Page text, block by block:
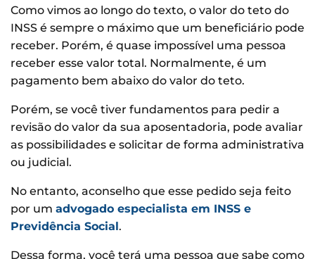
Como vimos ao longo do texto, o valor do teto do
INSS é sempre o máximo que um beneficiário pode
receber. Porém, é quase impossível uma pessoa
receber esse valor total. Normalmente, é um
pagamento bem abaixo do valor do teto.
Porém, se você tiver fundamentos para pedir a
revisão do valor da sua aposentadoria, pode avaliar
as possibilidades e solicitar de forma administrativa
ou judicial.
No entanto, aconselho que esse pedido seja feito
por um advogado especialista em INSS e
Previdência Social.
Dessa forma, você terá uma pessoa que sabe como